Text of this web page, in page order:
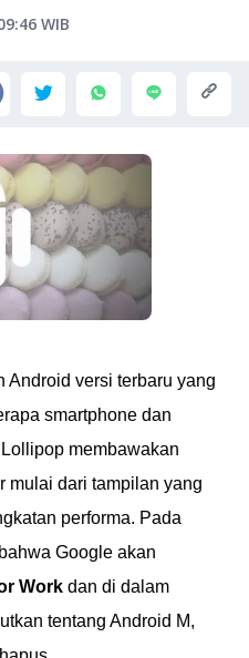
WIB
Android versi terbaru yang
smartphone dan
membawakan
mulai dari tampilan yang
performa. Pada
Google akan
Work dan di dalam
tentang Android M,